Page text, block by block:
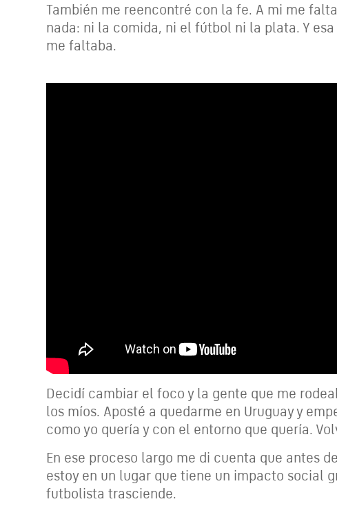
También me reencontré con la fe. A mi me
nada: ni la comida, ni el fútbol ni la plata. Y
me faltaba.
Decidí cambiar el foco y la gente que me
los míos. Aposté a quedarme en Uruguay y
como yo quería y con el entorno que quería.
En ese proceso largo me di cuenta que antes
estoy en un lugar que tiene un impacto social
futbolista trasciende.